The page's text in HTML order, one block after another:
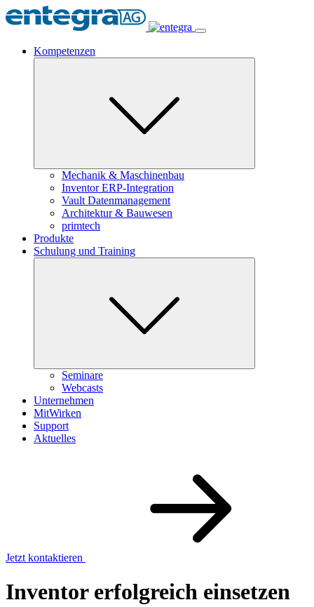
Kompetenzen
Mechanik & Maschinenbau
Inventor ERP-Integration
Vault Datenmanagement
Architektur & Bauwesen
primtech
Produkte
Schulung und Training
Seminare
Webcasts
Unternehmen
MitWirken
Support
Aktuelles
Jetzt kontaktieren
Inventor erfolgreich einsetzen